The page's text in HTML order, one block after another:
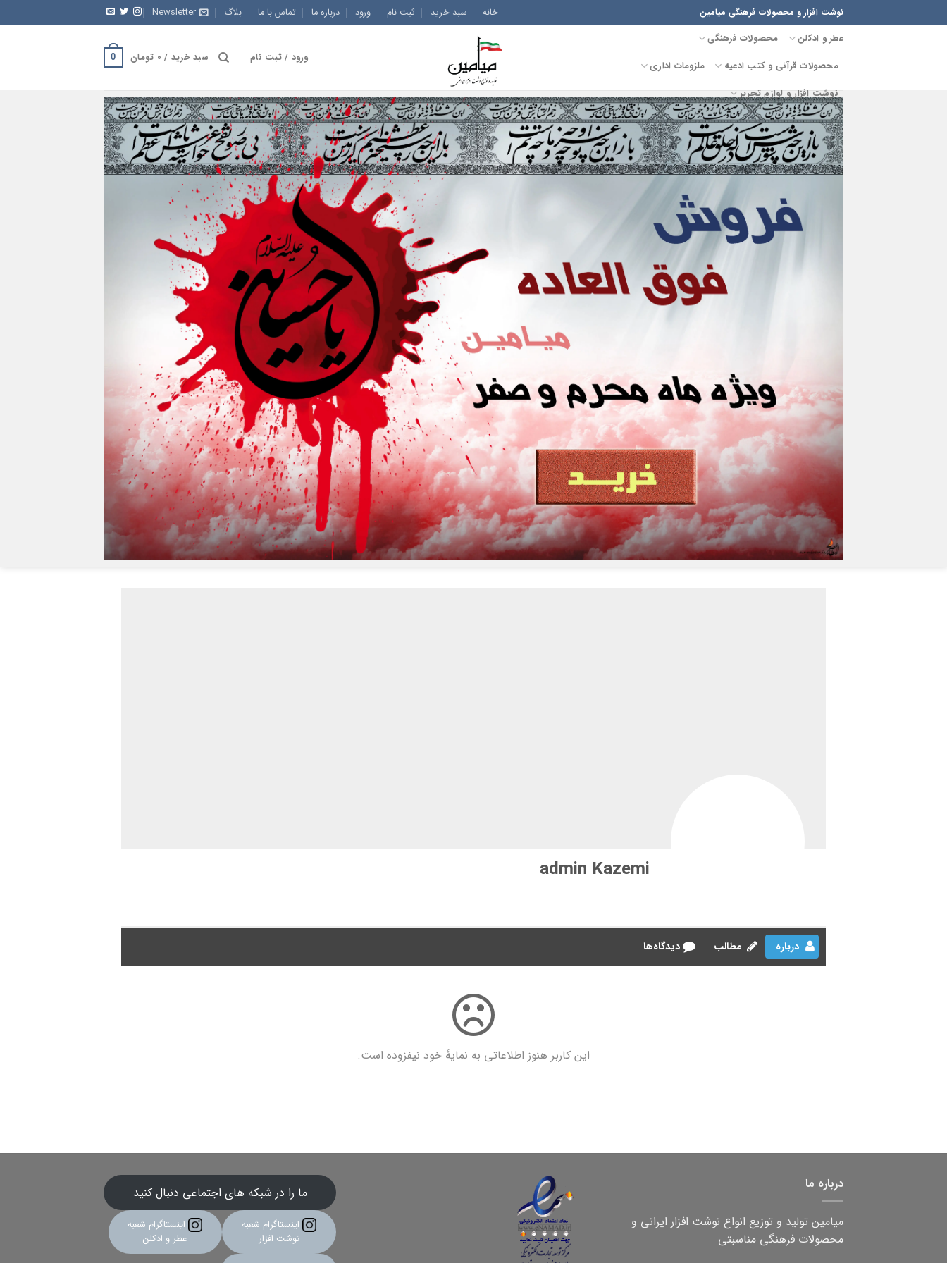
to
نوشت افزار و محصولات فرهنگی میامین خانه سبد خرید ثبت نام ورود درباره ما تماس با ما بلاگ
Newsletter
عطر و ادکلن
محصولات فرهنگی
محصولات قرآنی و کتب ادعیه
ملزومات اداری
نوشت افزار و لوازم تحریر
ورود / ثبت نام سبد خرید / ۰ تومان 0
admin Kazemi
درباره مطالب دیدگاه‌ها
این کاربر هنوز اطلاعاتی به نمایۀ خود نیفزوده است.
درباره ما
میامین تولید و توزیع انواع نوشت افزار ایرانی و
محصولات فرهنگی مناسبتی
ما را در شبکه های اجتماعی دنبال کنید
اینستاگرام شعبه
نوشت افزار
اینستاگرام شعبه
عطر و ادکلن